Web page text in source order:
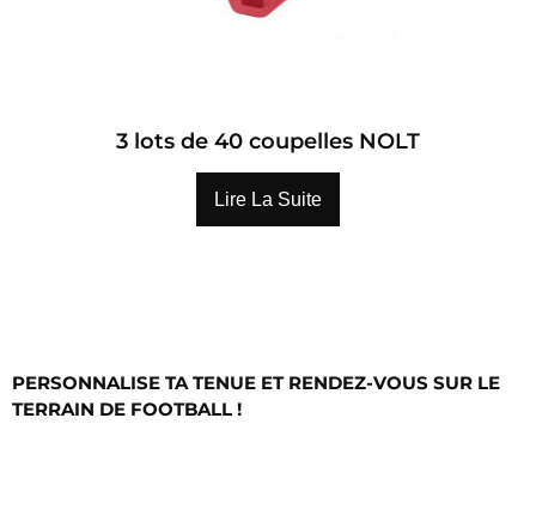
3 lots de 40 coupelles NOLT
Lire La Suite
PERSONNALISE TA TENUE ET RENDEZ-VOUS SUR LE
TERRAIN DE FOOTBALL !